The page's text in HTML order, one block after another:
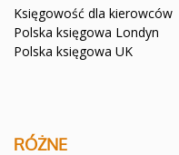
Księgowość dla kierowców
Polska księgowa Londyn
Polska księgowa UK
RÓŻNE